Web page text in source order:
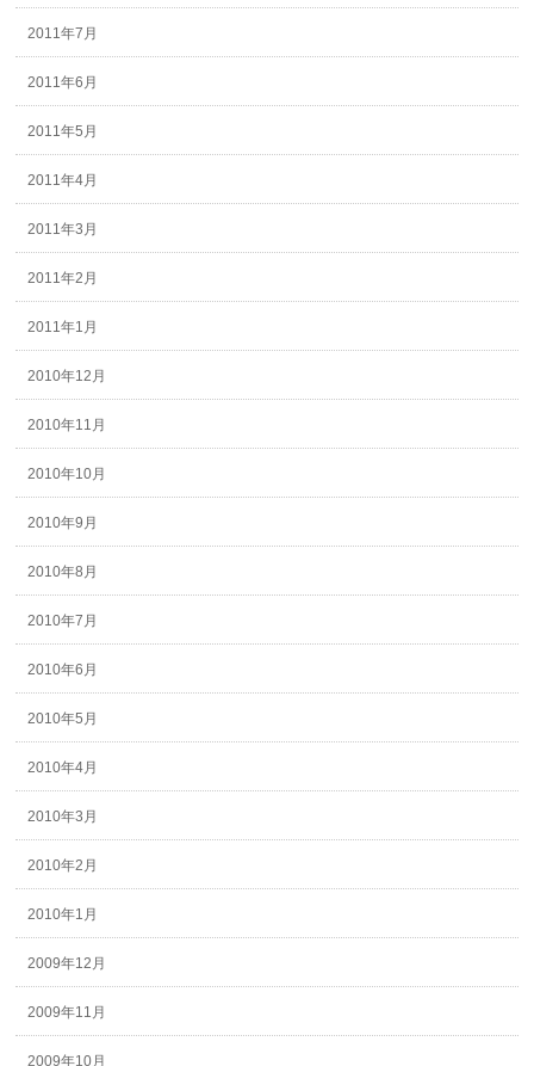
2011年7月
2011年6月
2011年5月
2011年4月
2011年3月
2011年2月
2011年1月
2010年12月
2010年11月
2010年10月
2010年9月
2010年8月
2010年7月
2010年6月
2010年5月
2010年4月
2010年3月
2010年2月
2010年1月
2009年12月
2009年11月
2009年10月